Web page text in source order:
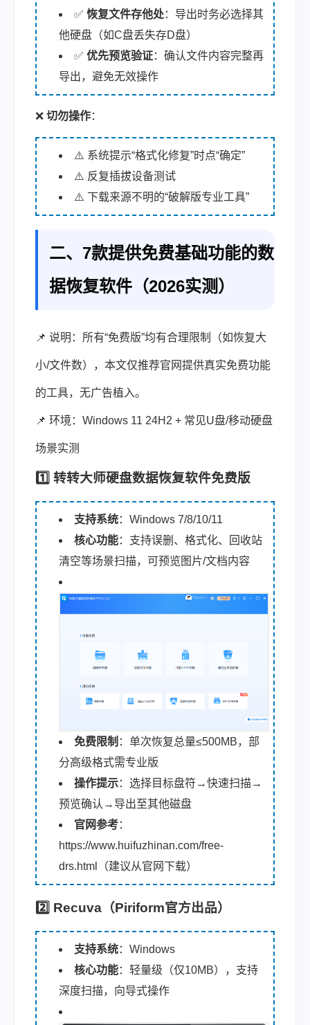
✅ 恢复文件存他处：导出时务必选择其
他硬盘（如C盘丢失存D盘）
✅ 优先预览验证：确认文件内容完整再
导出，避免无效操作
❌ 切勿操作：
⚠️ 系统提示“格式化修复”时点“确定”
⚠️ 反复插拔设备测试
⚠️ 下载来源不明的“破解版专业工具”
二、7款提供免费基础功能的数
据恢复软件（2026实测）
📌 说明：所有“免费版”均有合理限制（如恢复大
小/文件数），本文仅推荐官网提供真实免费功能
的工具，无广告植入。
📌 环境：Windows 11 24H2 + 常见U盘/移动硬盘
场景实测
1️⃣ 转转大师硬盘数据恢复软件免费版
支持系统：Windows 7/8/10/11
核心功能：支持误删、格式化、回收站
清空等场景扫描，可预览图片/文档内容
免费限制 ：单次恢复总量≤500MB，部
分高级格式需专业版
操作提示：选择目标盘符→快速扫描→
预览确认→导出至其他磁盘
官网参考：
https://www.huifuzhinan.com/free-
drs.html
（建议从官网下载）
2️⃣ Recuva（Piriform官方出品）
支持系统：Windows
核心功能：轻量级（仅10MB），支持
深度扫描，向导式操作